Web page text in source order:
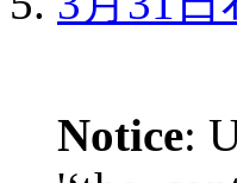
Notice: